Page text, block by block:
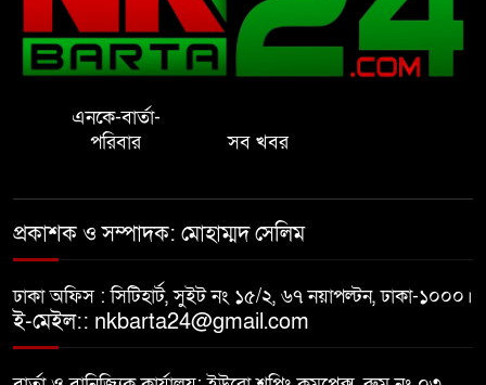
নোয়াখালীতে ইসলামী মহা-সমাবেশ
সফল করতে মতবিনিময় সভা
হাতে ধর্ষণের শিকার স্কুলছাত্রী
গভীর রাতে চাচীর ঘরে ভাতিজা,
পুরুষাঙ্গ কেটে উধাও চাচী
নোয়াখালীতে র‌্যাবের অভিযান: ২
চাঞ্চল্যকর হত্যা মামলার আসামিসহ
গ্রেপ্তার ৪
এনকে-বার্তা-
পরিবার
সব খবর
প্রকাশক ও সম্পাদক: মোহাম্মদ সেলিম
ঢাকা অফিস : সিটিহার্ট, সুইট নং ১৫/২, ৬৭ নয়াপল্টন, ঢাকা-১০০০।
ই-মেইল:: nkbarta24@gmail.com